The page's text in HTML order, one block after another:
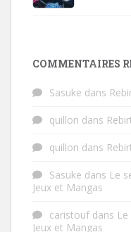
COMMENTAIRES
Sasuke dans
quillon dans
quillon dans
Sasuke dans Le
Jeux et Mangas
caristoufdans
Jeux et Mangas